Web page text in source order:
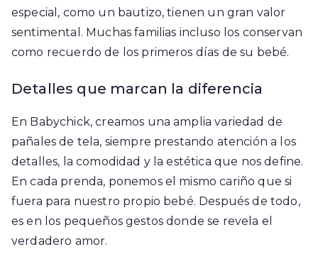
especial, como un bautizo, tienen un gran valor
sentimental. Muchas familias incluso los conservan
como recuerdo de los primeros días de su bebé.
Detalles que marcan la diferencia
En Babychick, creamos una amplia variedad de
pañales de tela, siempre prestando atención a los
detalles, la comodidad y la estética que nos define.
En cada prenda, ponemos el mismo cariño que si
fuera para nuestro propio bebé. Después de todo,
es en los pequeños gestos donde se revela el
verdadero amor.